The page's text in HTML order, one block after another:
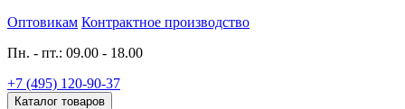
Оптовикам Контрактное производство
Пн. - пт.: 09.00 - 18.00
+7 (495) 120-90-37
Каталог товаров